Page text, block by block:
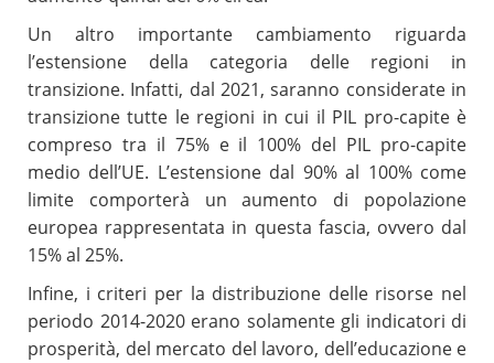
Un altro importante cambiamento riguarda
l’estensione della categoria delle regioni in
transizione. Infatti, dal 2021, saranno considerate in
transizione tutte le regioni in cui il PIL pro-capite è
compreso tra il 75% e il 100% del PIL pro-capite
medio dell’UE. L’estensione dal 90% al 100% come
limite comporterà un aumento di popolazione
europea rappresentata in questa fascia, ovvero dal
15% al 25%.
Infine, i criteri per la distribuzione delle risorse nel
periodo 2014-2020 erano solamente gli indicatori di
prosperità, del mercato del lavoro, dell’educazione e